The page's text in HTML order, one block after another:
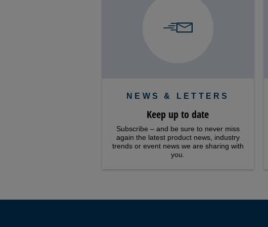
NEWS & LETTERS
Keep up to date
Subscribe – and be sure to never miss
again the latest product news, industry
trends or event news we are sharing with
you.